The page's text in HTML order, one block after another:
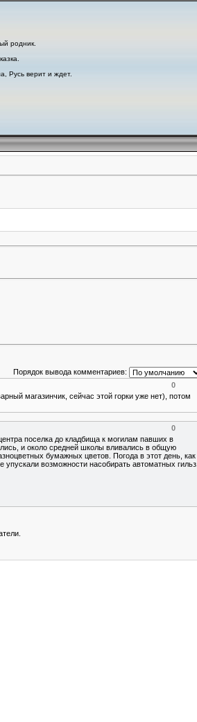
родник.
Русь верит и ждет.
Порядок вывода комментариев:
0
магазинчик, сейчас этой горки уже нет), потом
0
поселка до кладбища к могилам павших в
и около средней школы вливались в общую
бумажных цветов. Погода в этот день, как
возможности насобирать автоматных гильз.